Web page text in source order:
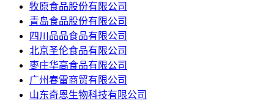
牧原食品股份有限公司
青岛食品股份有限公司
四川品品食品有限公司
北京圣伦食品有限公司
枣庄华高食品有限公司
广州春雷商贸有限公司
山东奇恩生物科技有限公司